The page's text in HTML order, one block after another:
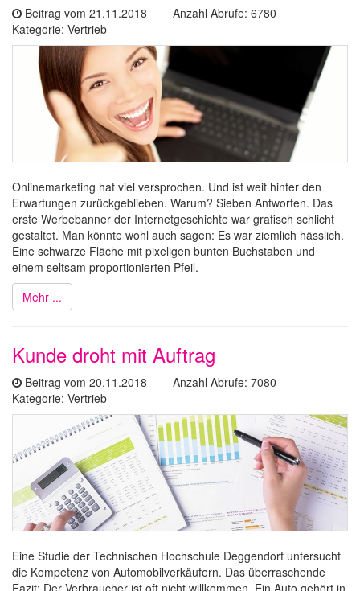
Beitrag vom 21.11.2018 Anzahl Abrufe: 6780
Kategorie: Vertrieb
Onlinemarketing hat viel versprochen. Und ist weit hinter den
Erwartungen zurückgeblieben. Warum? Sieben Antworten. Das
erste Werbebanner der Internetgeschichte war grafisch schlicht
gestaltet. Man könnte wohl auch sagen: Es war ziemlich hässlich.
Eine schwarze Fläche mit pixeligen bunten Buchstaben und
einem seltsam proportionierten Pfeil.
Mehr ...
Kunde droht mit Auftrag
Beitrag vom 20.11.2018 Anzahl Abrufe: 7080
Kategorie: Vertrieb
Eine Studie der Technischen Hochschule Deggendorf untersucht
die Kompetenz von Automobilverkäufern. Das überraschende